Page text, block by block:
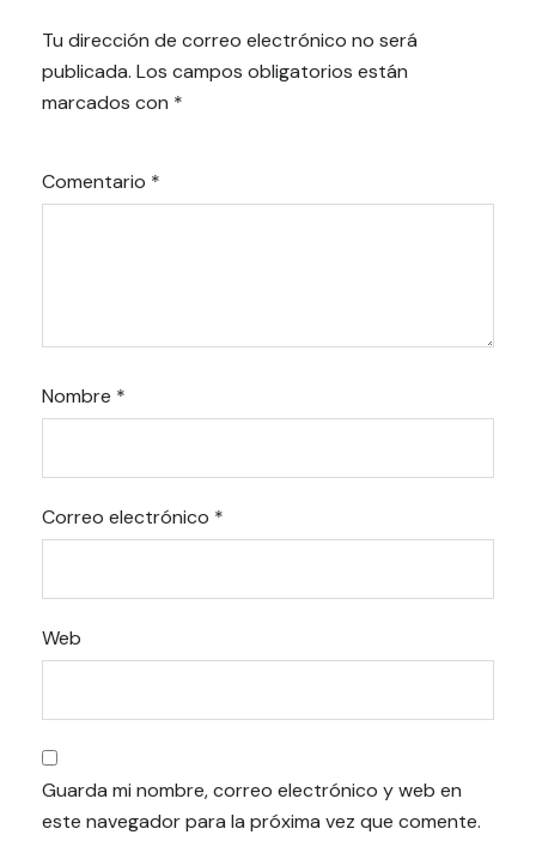
Tu dirección de correo electrónico no será
publicada. Los campos obligatorios están
marcados con *
Comentario *
Nombre *
Correo electrónico *
Web
Guarda mi nombre, correo electrónico y web en
este navegador para la próxima vez que comente.